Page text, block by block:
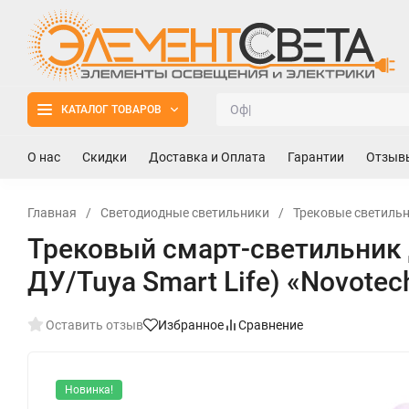
КАТАЛОГ ТОВАРОВ
О нас Скидки Доставка и Оплата Гарантии
Главная / Светодиодные светильники / Трековые
Трековый смарт-
ДУ/Tuya Smart Life)
Оставить отзыв Избранное Сравнение
Новинка!